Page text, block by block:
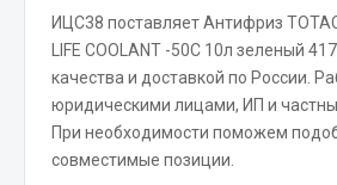
Система выпуска газа
Система охлаждения
Сцепление
Коробка передач
Коробка передач ZF
ИЦС38 поставляет Антифриз
LIFE COOLANT -50С 10л зеленый
качества и доставкой по России.
юридическими лицами, ИП и
При необходимости поможем
совместимые позиции.